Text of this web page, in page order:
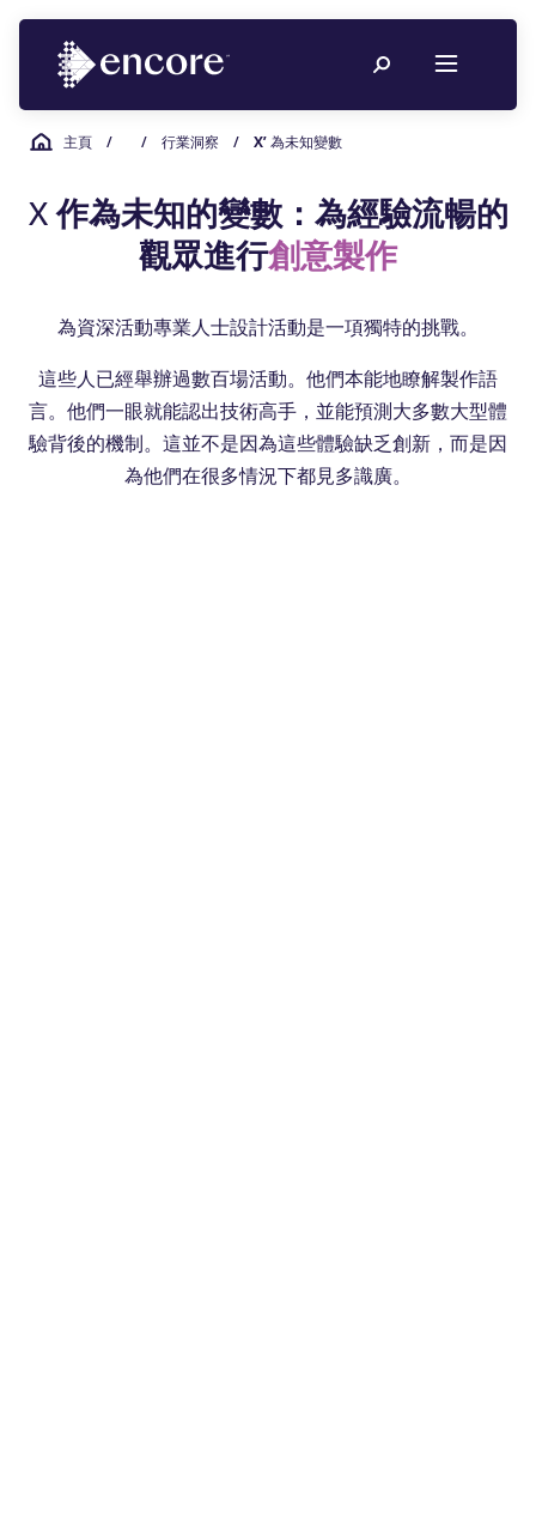
主頁 / / 行業洞察 / X’ 為未知變數
X 作為未知的變數：為經驗流暢的
觀眾進行創意製作
為資深活動專業人士設計活動是一項獨特的挑戰。
這些人已經舉辦過數百場活動。他們本能地瞭解製作語
言。他們一眼就能認出技術高手，並能預測大多數大型體
驗背後的機制。這並不是因為這些體驗缺乏創新，而是因
為他們在很多情況下都見多識廣。